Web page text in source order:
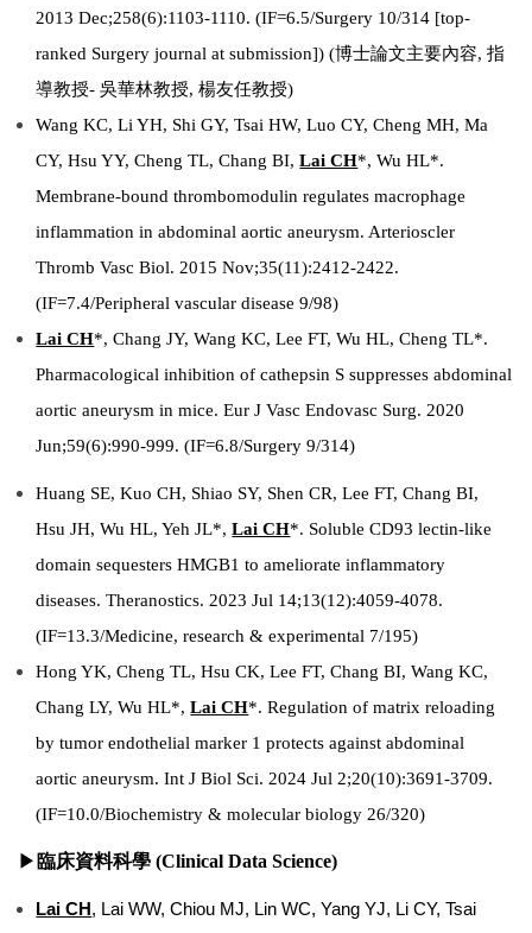
2013 Dec;258(6):1103-1110. (IF=6.5/Surgery 10/314 [top-
ranked Surgery journal at submission]) (博士論文主要內容, 指
導教授- 吳華林教授, 楊友任教授)
Wang KC, Li YH, Shi GY, Tsai HW, Luo CY, Cheng MH, Ma
CY, Hsu YY, Cheng TL, Chang BI,Lai CH*, Wu HL*.
Membrane-bound thrombomodulin regulates macrophage
inflammation in abdominal aortic aneurysm. Arterioscler
Thromb Vasc Biol. 2015 Nov;35(11):2412-2422.
(IF=7.4/Peripheral vascular disease 9/98)
Lai CH*, Chang JY, Wang KC, Lee FT, Wu HL, Cheng TL*.
Pharmacological inhibition of cathepsin S suppresses abdominal
aortic aneurysm in mice. Eur J Vasc Endovasc Surg. 2020
Jun;59(6):990-999. (IF=6.8/Surgery 9/314)
Huang SE, Kuo CH, Shiao SY, Shen CR, Lee FT, Chang BI,
Hsu JH, Wu HL, Yeh JL*,Lai CH*. Soluble CD93 lectin-like
domain sequesters HMGB1 to ameliorate inflammatory
diseases. Theranostics. 2023 Jul 14;13(12):4059-4078.
(IF=13.3/Medicine, research & experimental 7/195)
Hong YK, Cheng TL, Hsu CK, Lee FT, Chang BI, Wang KC,
Chang LY, Wu HL*,Lai CH*. Regulation of matrix reloading
by tumor endothelial marker 1 protects against abdominal
aortic aneurysm. Int J Biol Sci. 2024 Jul 2;20(10):3691-3709.
(IF=10.0/Biochemistry & molecular biology 26/320)
▶ 臨床資料科學 (Clinical Data Science)
Lai CH, Lai WW, Chiou MJ, Lin WC, Yang YJ, Li CY, Tsai